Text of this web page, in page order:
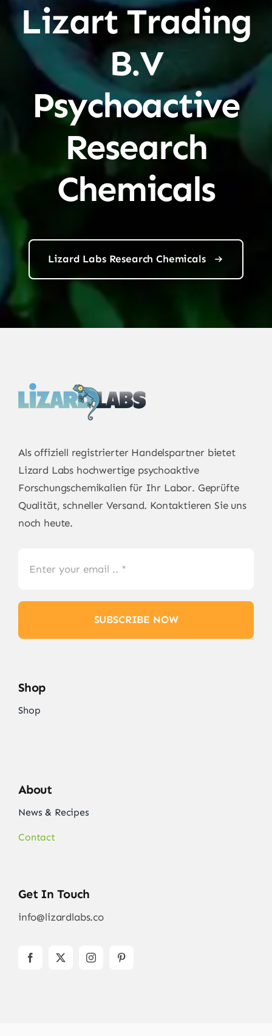
Lizart Trading
B.V
Psychoactive
Research
Chemicals
Lizard Labs Research Chemicals
Als offiziell registrierter Handelspartner bietet
Lizard Labs hochwertige psychoaktive
Forschungschemikalien für Ihr Labor. Geprüfte
Qualität, schneller Versand. Kontaktieren Sie uns
noch heute.
SUBSCRIBE NOW
Shop
Shop
About
News & Recipes
Contact
Get In Touch
info@lizardlabs.co